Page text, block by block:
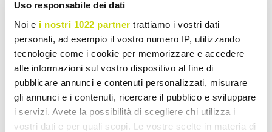
Uso responsabile dei dati
Noi e i nostri 1022 partner trattiamo i vostri dati
personali, ad esempio il vostro numero IP, utilizzando
tecnologie come i cookie per memorizzare e accedere
alle informazioni sul vostro dispositivo al fine di
pubblicare annunci e contenuti personalizzati, misurare
gli annunci e i contenuti, ricercare il pubblico e sviluppare
i servizi. Avete la possibilità di scegliere chi utilizza i
vostri dati e per quali scopi. Le vostre scelte in materia di